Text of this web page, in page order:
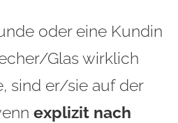
oder eine Kundin
Glas wirklich
sind er/sie auf der
explizit nach